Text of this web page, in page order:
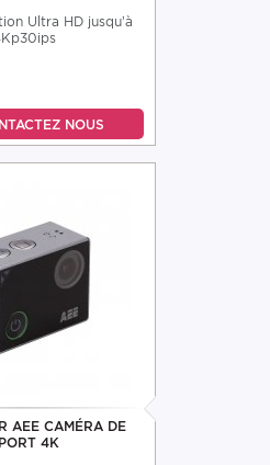
Ultra HD jusqu’à
AEE CAMÉRA DE
4K